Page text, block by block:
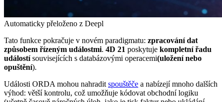
Automaticky přeloženo z Deepl
Tato funkce pokračuje v novém paradigmatu: zpracování dat
způsobem řízeným událostmi. 4D 21 poskytuje kompletní řadu
událostísouvisejících s databázovými operacemi(uložení nebo
opuštění).
Události ORDA mohou nahradit spouštěče a nabízejí mnoho dalších
výhod: větší kontrolu, což umožňuje kódovat obchodní logiku